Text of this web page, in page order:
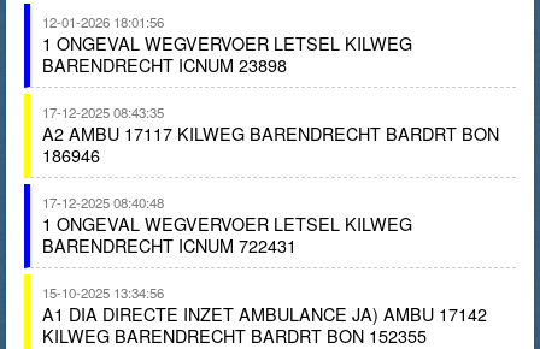
12-01-2026 18:01:56
1 ONGEVAL WEGVERVOER LETSEL KILWEG
BARENDRECHT ICNUM 23898
17-12-2025 08:43:35
A2 AMBU 17117 KILWEG BARENDRECHT BARDRT BON
186946
17-12-2025 08:40:48
1 ONGEVAL WEGVERVOER LETSEL KILWEG
BARENDRECHT ICNUM 722431
15-10-2025 13:34:56
A1 DIA DIRECTE INZET AMBULANCE JA) AMBU 17142
KILWEG BARENDRECHT BARDRT BON 152355